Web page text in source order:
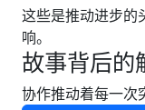
这些是推动进步的
响。
故事背后的
协作推动着每一次